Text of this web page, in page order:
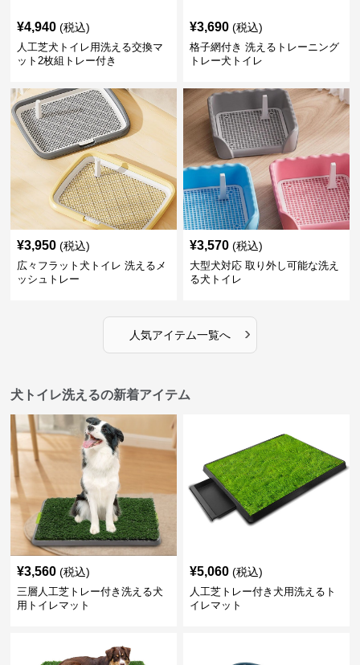
¥4,940 (税込)
人工芝犬トイレ用洗える交換マ
ット2枚組トレー付き
¥3,690 (税込)
格子網付き 洗えるトレーニング
トレー犬トイレ
¥3,950 (税込)
広々フラット犬トイレ 洗えるメ
ッシュトレー
¥3,570 (税込)
大型犬対応 取り外し可能な洗え
る犬トイレ
人気アイテム一覧へ ›
犬トイレ洗えるの新着アイテム
¥3,560 (税込)
三層人工芝トレー付き洗える犬
用トイレマット
¥5,060 (税込)
人工芝トレー付き犬用洗えるト
イレマット